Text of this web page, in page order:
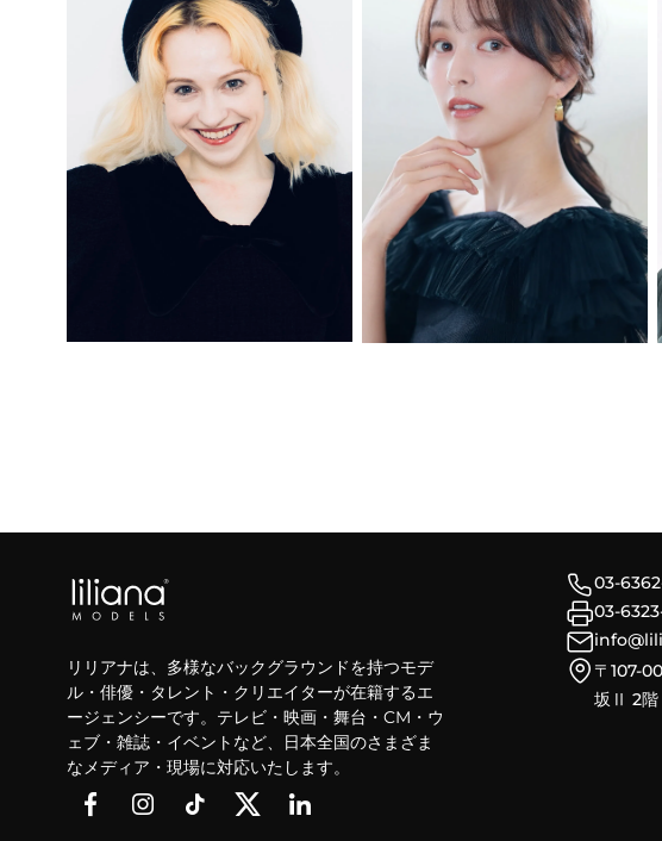
リリアナは、多様なバックグラウンドを持つモデ
ル・俳優・タレント・クリエイターが在籍するエ
ージェンシーです。テレビ・映画・舞台・CM・ウ
ェブ・雑誌・イベントなど、日本全国のさまざま
なメディア・現場に対応いたします。
03-
03-
〒107-
坂Ⅱ 2階